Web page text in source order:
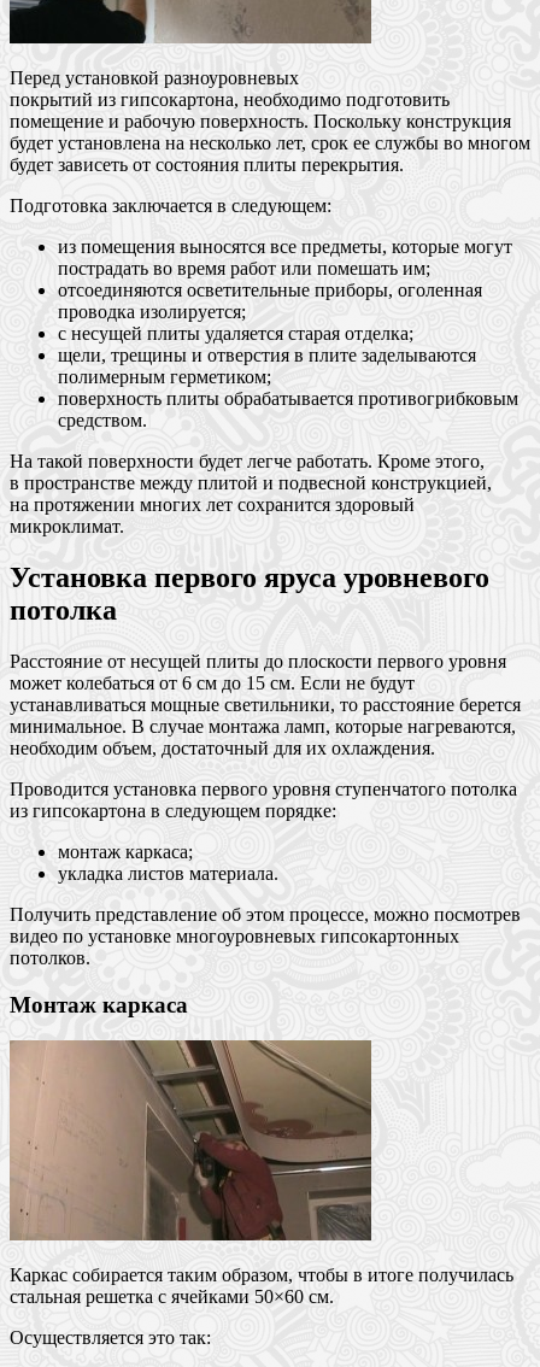
Перед установкой разноуровневых
покрытий из гипсокартона, необходимо подготовить
помещение и рабочую поверхность. Поскольку конструкция
будет установлена на несколько лет, срок ее службы во многом
будет зависеть от состояния плиты перекрытия.
Подготовка заключается в следующем:
из помещения выносятся все предметы, которые могут
пострадать во время работ или помешать им;
отсоединяются осветительные приборы, оголенная
проводка изолируется;
с несущей плиты удаляется старая отделка;
щели, трещины и отверстия в плите заделываются
полимерным герметиком;
поверхность плиты обрабатывается противогрибковым
средством.
На такой поверхности будет легче работать. Кроме этого,
в пространстве между плитой и подвесной конструкцией,
на протяжении многих лет сохранится здоровый
микроклимат.
Установка первого яруса уровневого
потолка
Расстояние от несущей плиты до плоскости первого уровня
может колебаться от 6 см до 15 см. Если не будут
устанавливаться мощные светильники, то расстояние берется
минимальное. В случае монтажа ламп, которые нагреваются,
необходим объем, достаточный для их охлаждения.
Проводится установка первого уровня ступенчатого потолка
из гипсокартона в следующем порядке:
монтаж каркаса;
укладка листов материала.
Получить представление об этом процессе, можно посмотрев
видео по установке многоуровневых гипсокартонных
потолков.
Монтаж каркаса
Каркас собирается таким образом, чтобы в итоге получилась
стальная решетка с ячейками 50×60 см.
Осуществляется это так: